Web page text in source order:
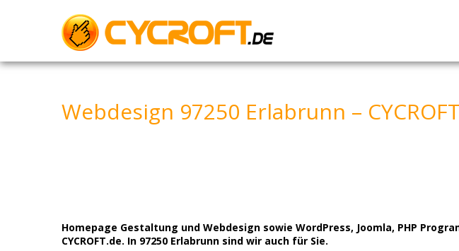
Webdesign 97250 Erlabrunn –
Homepage Gestaltung und Webdesign sowie WordPress, Joomla, PHP
CYCROFT.de. In 97250 Erlabrunn sind wir auch für Sie.